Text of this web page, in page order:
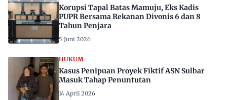
Korupsi Tapal Batas Mamuju, Eks Kadis
PUPR Bersama Rekanan Divonis 6 dan 8
Tahun Penjara
5 Juni 2026
HUKUM
Kasus Penipuan Proyek Fiktif ASN Sulbar
Masuk Tahap Penuntutan
14 April 2026